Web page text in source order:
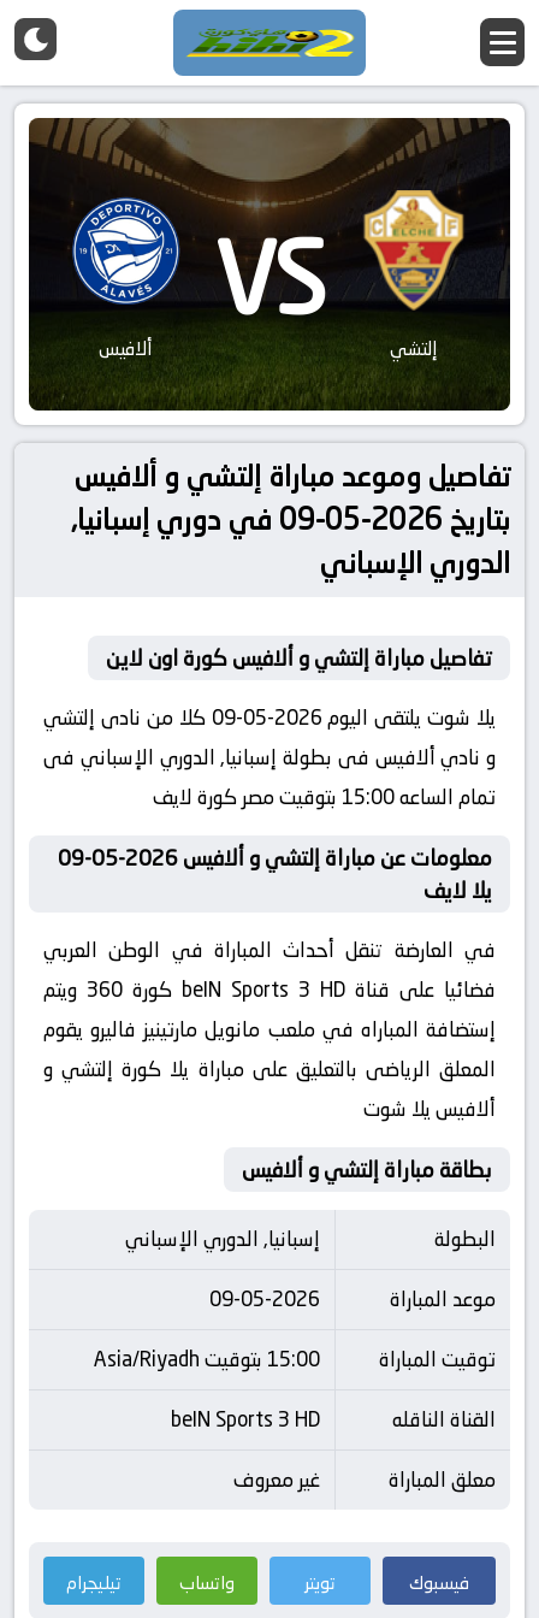
إلتشي VS ألافيس
تفاصيل وموعد مباراة إلتشي و ألافيس
بتاريخ 2026-05-09 في دوري إسبانيا,
الدوري الإسباني
تفاصيل مباراة إلتشي و ألافيس كورة اون لاين
يلا شوت يلتقى اليوم 2026-05-09 كلا من نادى إلتشي
و نادي ألافيس فى بطولة إسبانيا, الدوري الإسباني فى
تمام الساعه 15:00 بتوقيت مصر كورة لايف
معلومات عن مباراة إلتشي و ألافيس 2026-05-09
يلا لايف
في العارضة تنقل أحداث المباراة في الوطن العربي
فضائيا على قناة beIN Sports 3 HD كورة 360 ويتم
إستضافة المباراه في ملعب مانويل مارتينيز فاليرو يقوم
المعلق الرياضى بالتعليق على مباراة يلا كورة إلتشي و
ألافيس يلا شوت
بطاقة مباراة إلتشي و ألافيس
البطولة
إسبانيا, الدوري الإسباني
موعد المباراة
09-05-2026
توقيت المباراة
15:00 بتوقيت Asia/Riyadh
القناة الناقله
beIN Sports 3 HD
معلق المباراة
غير معروف
فيسبوك تويتر واتساب تيليجرام